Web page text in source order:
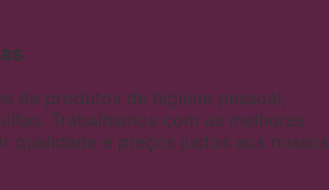
de produtos de higiene pessoal,
Trabalhamos com as melhores
qualidade e preços justos aos nossos